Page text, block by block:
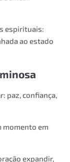
espirituais:
ao estado
paz, confiança,
momento em
expandir,